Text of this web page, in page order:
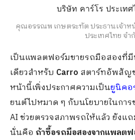
คุณอรรณพ เกษตระทัต ประธานเจ้าห
ประเทศไทย จำ
เป็นแพลตฟอร์มขายรถมือสองที่มี
เดียวสำหรับ Carro สตาร์ทอัพสัญ
หน้านี้เพิ่งประกาศความเป็นยูนิคอ
ยนต์ไปหมาด ๆ กับนโยบายในกา
AI ช่วยตรวจสภาพรถให้แล้ว ยังแ
นั่นคือ ถ้าซื้อรถมือสองจากแพลตฟ